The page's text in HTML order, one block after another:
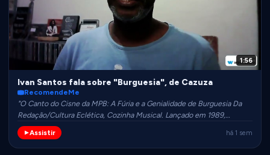
1:56
Ivan Santos fala sobre "Burguesia", de Cazuza
RecomendeMe
"O Canto do Cisne da MPB: A Fúria e a Genialidade de Burguesia Da
Redação/Cultura Eclética, Cozinha Musical. Lançado em 1989,
Burguesia não foi apenas o quinto álbum de estúdio de Cazuza; foi um
manifesto de urgência visceral. Gravado enquanto o cantor e
compositor enfrentava o estágio avançado da AIDS — utilizando
Assistir há 1 sem